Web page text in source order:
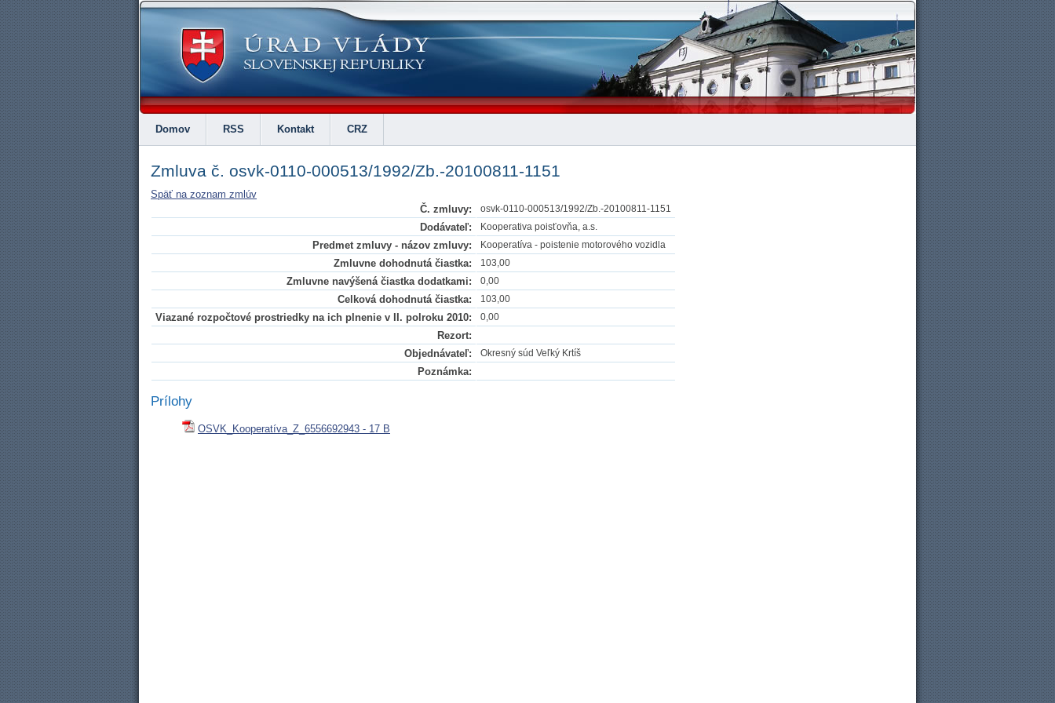
Domov RSS Kontakt CRZ
Zmluva č. osvk-0110-000513/1992/Zb.-20100811-1151
Späť na zoznam zmlúv
Č. zmluvy:
osvk-0110-000513/1992/Zb.-20100811-1151
Dodávateľ: Kooperativa poisťovňa, a.s.
Predmet zmluvy - názov zmluvy: Kooperatíva - poistenie motorového vozidla
Zmluvne dohodnutá čiastka: 103,00
Zmluvne navýšená čiastka dodatkami: 0,00
Celková dohodnutá čiastka: 103,00
Viazané rozpočtové prostriedky na ich plnenie v II. polroku 2010: 0,00
Rezort:
Objednávateľ:
Okresný súd Veľký Krtíš
Poznámka:
Prílohy
OSVK_Kooperatíva_Z_6556692943 - 17 B